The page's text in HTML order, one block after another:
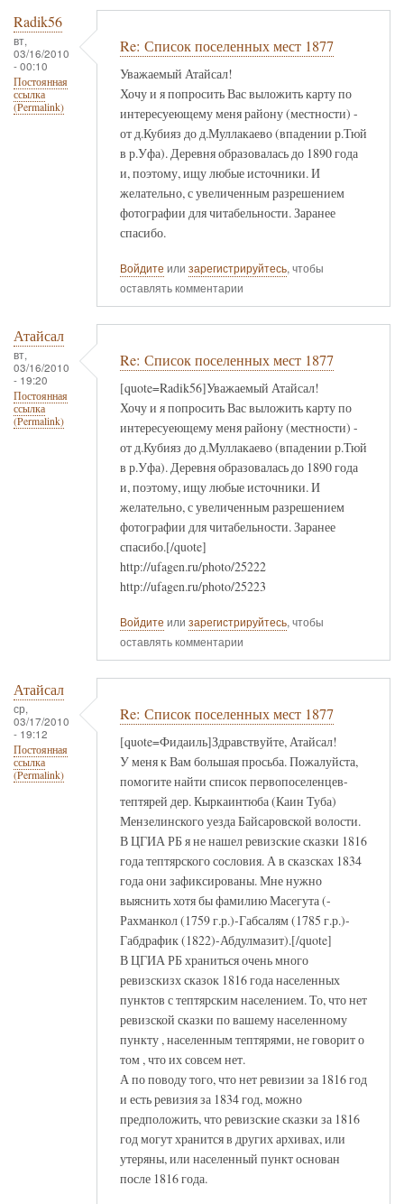
Radik56
вт,
03/16/2010
- 00:10
Постоянная
ссылка
(Permalink)
Re: Список поселенных мест 1877
Уважаемый Атайсал!
Хочу и я попросить Вас выложить карту по
интересуеющему меня району (местности) -
от д.Кубияз до д.Муллакаево (впадении р.Тюй
в р.Уфа). Деревня образовалась до 1890 года
и, поэтому, ищу любые источники. И
желательно, с увеличенным разрешением
фотографии для читабельности. Заранее
спасибо.
Войдите или зарегистрируйтесь, чтобы
оставлять комментарии
Атайсал
вт,
03/16/2010
- 19:20
Постоянная
ссылка
(Permalink)
Re: Список поселенных мест 1877
[quote=Radik56]Уважаемый Атайсал!
Хочу и я попросить Вас выложить карту по
интересуеющему меня району (местности) -
от д.Кубияз до д.Муллакаево (впадении р.Тюй
в р.Уфа). Деревня образовалась до 1890 года
и, поэтому, ищу любые источники. И
желательно, с увеличенным разрешением
фотографии для читабельности. Заранее
спасибо.[/quote]
http://ufagen.ru/photo/25222
http://ufagen.ru/photo/25223
Войдите или зарегистрируйтесь, чтобы
оставлять комментарии
Атайсал
ср,
03/17/2010
- 19:12
Постоянная
ссылка
(Permalink)
Re: Список поселенных мест 1877
[quote=Фидаиль]Здравствуйте, Атайсал!
У меня к Вам большая просьба. Пожалуйста,
помогите найти список первопоселенцев-
тептярей дер. Кыркаинтюба (Каин Туба)
Мензелинского уезда Байсаровской волости.
В ЦГИА РБ я не нашел ревизские сказки 1816
года тептярского сословия. А в сказсках 1834
года они зафиксированы. Мне нужно
выяснить хотя бы фамилию Масегута (-
Рахманкол (1759 г.р.)-Габсалям (1785 г.р.)-
Габдрафик (1822)-Абдулмазит).[/quote]
В ЦГИА РБ храниться очень много
ревизскизх сказок 1816 года населенных
пунктов с тептярским населением. То, что нет
ревизской сказки по вашему населенному
пункту , населенным тептярями, не говорит о
том , что их совсем нет.
А по поводу того, что нет ревизии за 1816 год
и есть ревизия за 1834 год, можно
предположить, что ревизские сказки за 1816
год могут хранится в других архивах, или
утеряны, или населенный пункт основан
после 1816 года.